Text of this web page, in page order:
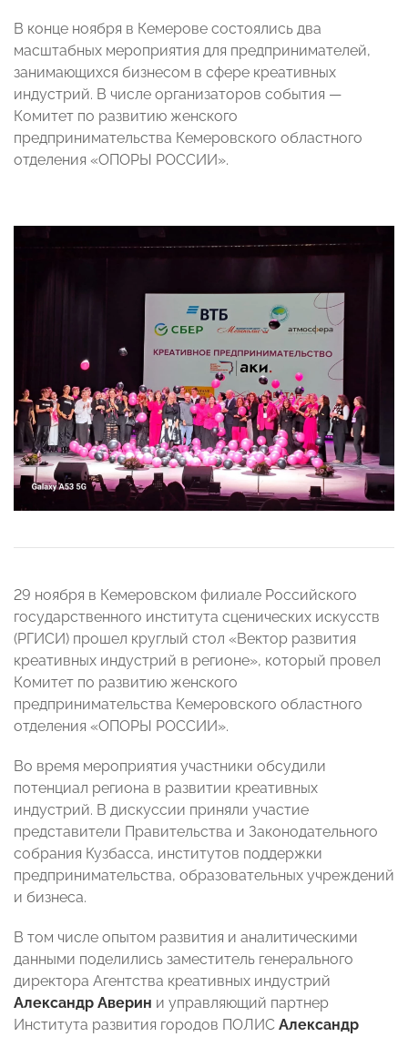
В конце ноября в Кемерове состоялись два
масштабных мероприятия для предпринимателей,
занимающихся бизнесом в сфере креативных
индустрий. В числе организаторов события —
Комитет по развитию женского
предпринимательства Кемеровского областного
отделения «ОПОРЫ РОССИИ».
29 ноября в Кемеровском филиале Российского
государственного института сценических искусств
(РГИСИ) прошел круглый стол «Вектор развития
креативных индустрий в регионе», который провел
Комитет по развитию женского
предпринимательства Кемеровского областного
отделения «ОПОРЫ РОССИИ».
Во время мероприятия участники обсудили
потенциал региона в развитии креативных
индустрий. В дискуссии приняли участие
представители Правительства и Законодательного
собрания Кузбасса, институтов поддержки
предпринимательства, образовательных учреждений
и бизнеса.
В том числе опытом развития и аналитическими
данными поделились заместитель генерального
директора Агентства креативных индустрий
Александр Аверин и управляющий партнер
Института развития городов ПОЛИС Александр